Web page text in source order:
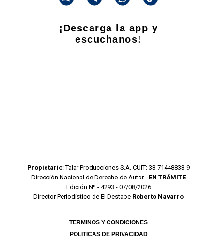
¡Descarga la app y
escuchanos!
Propietario: Talar Producciones S.A. CUIT: 33-71448833-9
Dirección Nacional de Derecho de Autor - EN TRÁMITE
Edición Nº - 4293 - 07/08/2026
Director Periodístico de El Destape Roberto Navarro
TERMINOS Y CONDICIONES
POLITICAS DE PRIVACIDAD